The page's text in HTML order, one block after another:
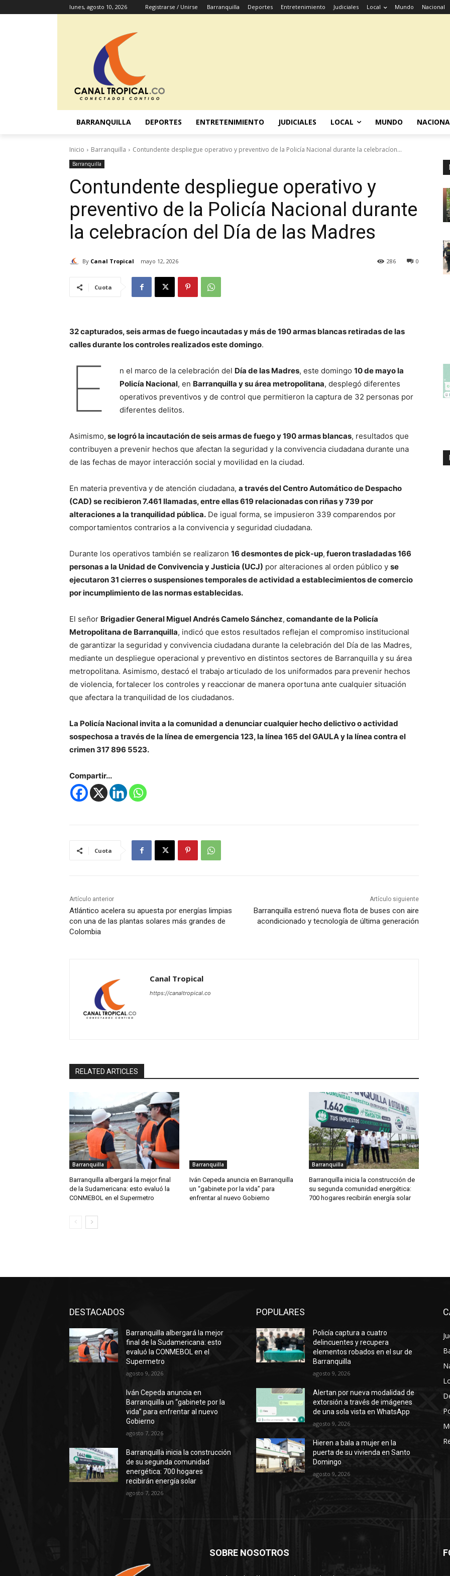
lunes, agosto 10, 2026 Registrarse / Unirse Barranquilla Deportes Entretenimiento Judiciales Local Mundo Nacional
BARRANQUILLA DEPORTES ENTRETENIMIENTO JUDICIALES LOCAL MUNDO
Inicio Barranquilla Contundente despliegue operativo y preventivo de la Policía Nacional durante la celebracíon...
Barranquilla
Contundente despliegue operativo y
preventivo de la Policía Nacional durante
la celebracíon del Día de las Madres
By Canal Tropical mayo 12, 2026 0
286
Cuota
32 capturados, seis armas de fuego incautadas y más de 190 armas blancas retiradas de las
calles durante los controles realizados este domingo.
E n el marco de la celebración del Día de las Madres, este domingo 10 de mayo la
Policía Nacional, en Barranquilla y su área metropolitana, desplegó diferentes
operativos preventivos y de control que permitieron la captura de 32 personas por
diferentes delitos.
Asimismo, se logró la incautación de seis armas de fuego y 190 armas blancas, resultados que
contribuyen a prevenir hechos que afectan la seguridad y la convivencia ciudadana durante una
de las fechas de mayor interacción social y movilidad en la ciudad.
En materia preventiva y de atención ciudadana, a través del Centro Automático de Despacho
(CAD) se recibieron 7.461 llamadas, entre ellas 619 relacionadas con riñas y 739 por
alteraciones a la tranquilidad pública. De igual forma, se impusieron 339 comparendos por
comportamientos contrarios a la convivencia y seguridad ciudadana.
Durante los operativos también se realizaron 16 desmontes de pick-up, fueron trasladadas 166
personas a la Unidad de Convivencia y Justicia (UCJ) por alteraciones al orden público y se
ejecutaron 31 cierres o suspensiones temporales de actividad a establecimientos de comercio
por incumplimiento de las normas establecidas.
El señor Brigadier General Miguel Andrés Camelo Sánchez, comandante de la Policía
Metropolitana de Barranquilla, indicó que estos resultados reflejan el compromiso institucional
de garantizar la seguridad y convivencia ciudadana durante la celebración del Día de las Madres,
mediante un despliegue operacional y preventivo en distintos sectores de Barranquilla y su área
metropolitana. Asimismo, destacó el trabajo articulado de los uniformados para prevenir hechos
de violencia, fortalecer los controles y reaccionar de manera oportuna ante cualquier situación
que afectara la tranquilidad de los ciudadanos.
La Policía Nacional invita a la comunidad a denunciar cualquier hecho delictivo o actividad
sospechosa a través de la línea de emergencia 123, la línea 165 del GAULA y la línea contra el
crimen 317 896 5523.
Compartir...
Cuota
Artículo anterior
Atlántico acelera su apuesta por energías limpias
con una de las plantas solares más grandes de
Colombia
Artículo siguiente
Barranquilla estrenó nueva flota de buses con aire
acondicionado y tecnología de última generación
Canal Tropical
https://canaltropical.co
RELATED ARTICLES
Barranquilla
Barranquilla albergará la mejor final
de la Sudamericana: esto evaluó la
CONMEBOL en el Supermetro
Barranquilla
Iván Cepeda anuncia en Barranquilla
un “gabinete por la vida” para
enfrentar al nuevo Gobierno
Barranquilla
Barranquilla inicia la construcción de
su segunda comunidad energética:
700 hogares recibirán energía solar
DESTACADOS
Barranquilla albergará la mejor
final de la Sudamericana: esto
evaluó la CONMEBOL en el
Supermetro
agosto 9, 2026
Iván Cepeda anuncia en
Barranquilla un “gabinete por la
vida” para enfrentar al nuevo
Gobierno
agosto 7, 2026
Barranquilla inicia la construcción
de su segunda comunidad
energética: 700 hogares
recibirán energía solar
agosto 7, 2026
POPULARES
Policía captura a cuatro
delincuentes y recupera
elementos robados en el sur de
Barranquilla
agosto 9, 2026
Alertan por nueva modalidad de
extorsión a través de imágenes
de una sola vista en WhatsApp
agosto 9, 2026
Hieren a bala a mujer en la
puerta de su vivienda en Santo
Domingo
agosto 9, 2026
SOBRE NOSOTROS